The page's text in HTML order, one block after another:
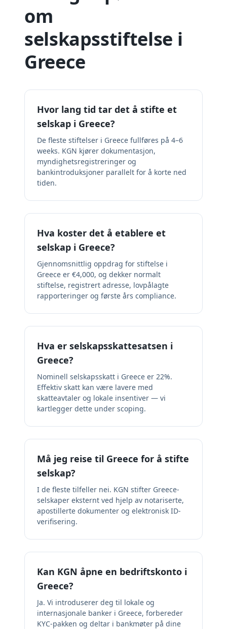
om
selskapsstiftelse i
Greece
Hvor lang tid tar det å stifte et
selskap i Greece?
De fleste stiftelser i Greece fullføres på 4–6
weeks. KGN kjører dokumentasjon,
myndighetsregistreringer og
bankintroduksjoner parallelt for å korte ned
tiden.
Hva koster det å etablere et
selskap i Greece?
Gjennomsnittlig oppdrag for stiftelse i
Greece er €4,000, og dekker normalt
stiftelse, registrert adresse, lovpålagte
rapporteringer og første års compliance.
Hva er selskapsskattesatsen i
Greece?
Nominell selskapsskatt i Greece er 22%.
Effektiv skatt kan være lavere med
skatteavtaler og lokale insentiver — vi
kartlegger dette under scoping.
Må jeg reise til Greece for å stifte
selskap?
I de fleste tilfeller nei. KGN stifter Greece-
selskaper eksternt ved hjelp av notariserte,
apostillerte dokumenter og elektronisk ID-
verifisering.
Kan KGN åpne en bedriftskonto i
Greece?
Ja. Vi introduserer deg til lokale og
internasjonale banker i Greece, forbereder
KYC-pakken og deltar i bankmøter på dine